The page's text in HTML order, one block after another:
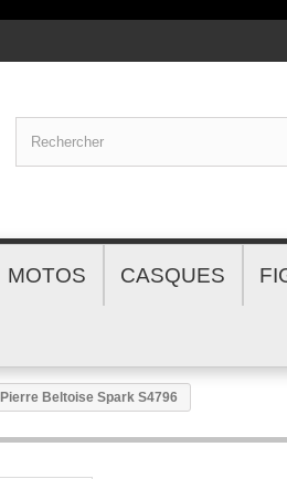
MOTOS CASQUES
Beltoise Spark S4796